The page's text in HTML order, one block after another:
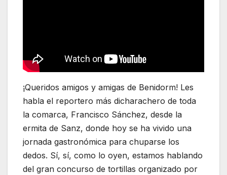
¡Queridos amigos y amigas de Benidorm! Les
habla el reportero más dicharachero de toda
la comarca, Francisco Sánchez, desde la
ermita de Sanz, donde hoy se ha vivido una
jornada gastronómica para chuparse los
dedos. Sí, sí, como lo oyen, estamos hablando
del gran concurso de tortillas organizado por